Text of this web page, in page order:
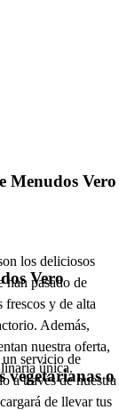
Menudos Vero
los deliciosos
han pasado de
y de alta
Además,
nuestra oferta,
única.
Vero
servicio de
a través de nuestra
de llevar tus
vegetarianas o